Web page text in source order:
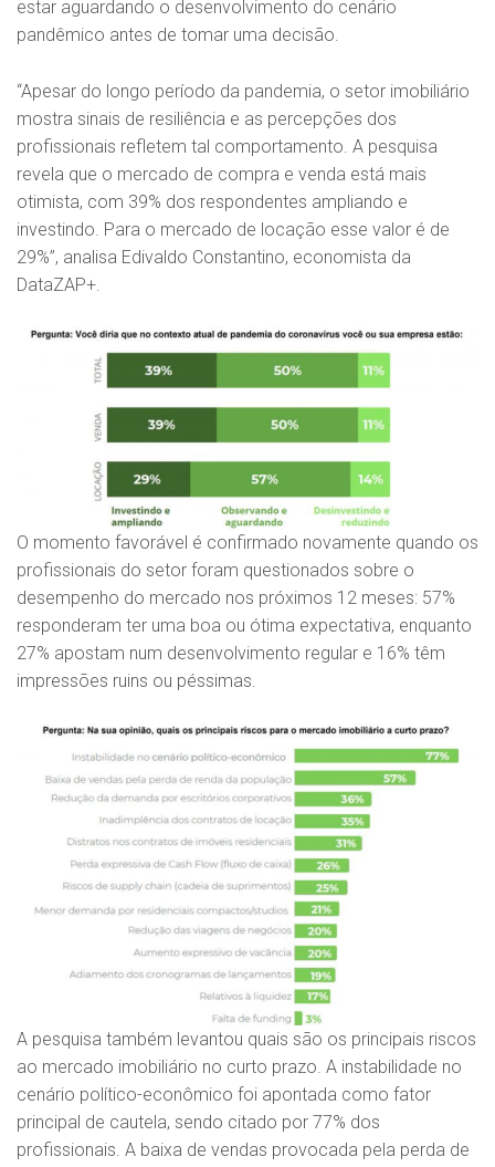
estar aguardando o desenvolvimento do cenário
pandêmico antes de tomar uma decisão.
“Apesar do longo período da pandemia, o setor imobiliário
mostra sinais de resiliência e as percepções dos
profissionais refletem tal comportamento. A pesquisa
revela que o mercado de compra e venda está mais
otimista, com 39% dos respondentes ampliando e
investindo. Para o mercado de locação esse valor é de
29%”, analisa Edivaldo Constantino, economista da
DataZAP+.
O momento favorável é confirmado novamente quando os
profissionais do setor foram questionados sobre o
desempenho do mercado nos próximos 12 meses: 57%
responderam ter uma boa ou ótima expectativa, enquanto
27% apostam num desenvolvimento regular e 16% têm
impressões ruins ou péssimas.
A pesquisa também levantou quais são os principais riscos
ao mercado imobiliário no curto prazo. A instabilidade no
cenário político-econômico foi apontada como fator
principal de cautela, sendo citado por 77% dos
profissionais. A baixa de vendas provocada pela perda de